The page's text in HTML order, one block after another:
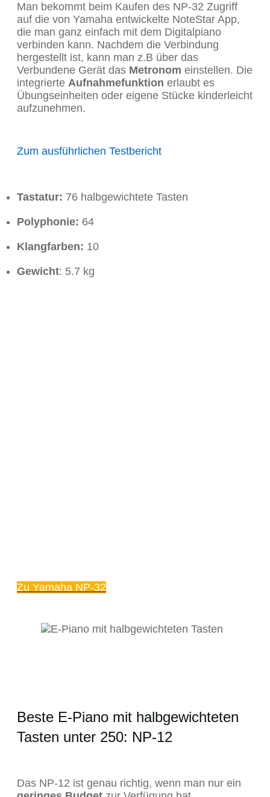
Man bekommt beim Kaufen des NP-32 Zugriff
auf die von Yamaha entwickelte NoteStar App,
die man ganz einfach mit dem Digitalpiano
verbinden kann. Nachdem die Verbindung
hergestellt ist, kann man z.B über das
Verbundene Gerät das Metronom einstellen. Die
integrierte Aufnahmefunktion erlaubt es
Übungseinheiten oder eigene Stücke kinderleicht
aufzunehmen.
Zum ausführlichen Testbericht
Tastatur: 76 halbgewichtete Tasten
Polyphonie: 64
Klangfarben: 10
Gewicht: 5.7 kg
Zu Yamaha NP-32
Beste E-Piano mit halbgewichteten
Tasten unter 250: NP-12
Das NP-12 ist genau richtig, wenn man nur ein